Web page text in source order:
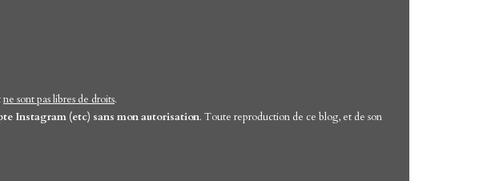
ne sont pas libres de droits.
Instagram (etc) sans mon autorisation. Toute reproduction de ce blog, et de son